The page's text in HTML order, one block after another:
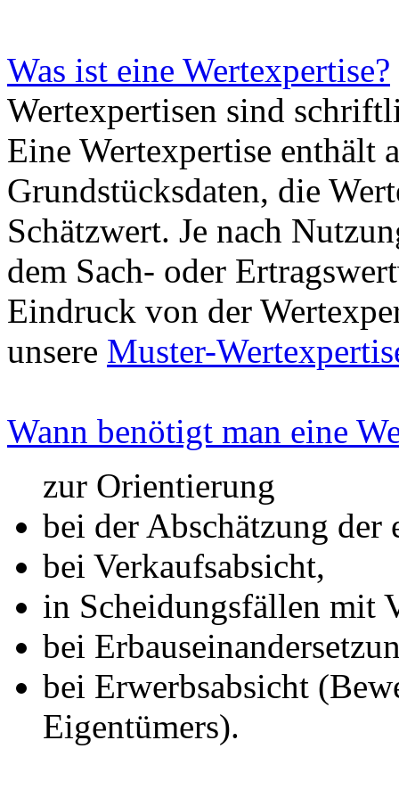
Was ist eine Wertexpertise?
Wertexpertisen sind
Eine Wertexpertise enthält
Grundstücksdaten, die
Schätzwert. Je nach
dem Sach- oder
Eindruck von der
unsere Muster-
Wann benötigt man eine
zur Orientierung
bei der Abschätzung der
bei Verkaufsabsicht,
in Scheidungsfällen mit
bei
bei Erwerbsabsicht
Eigentümers).